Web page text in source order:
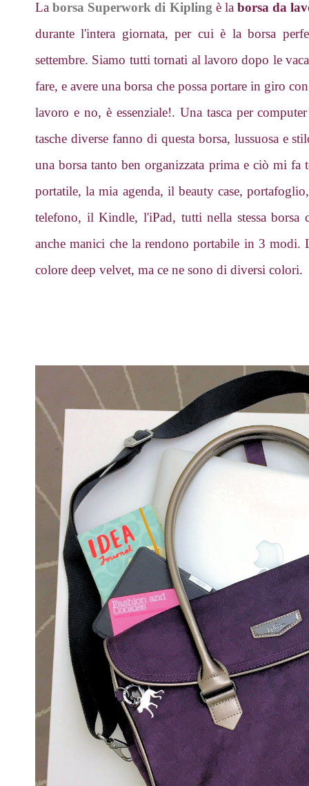
Laborsa Superwork di Kipling è laborsa da
durante l'intera giornata, per cui è la borsa
settembre. Siamo tutti tornati al lavoro dopo le
fare, e avere una borsa che possa portare in giro
lavoro e no, è essenziale!. Una tasca per
tasche diverse fanno di questa borsa, lussuosa e
una borsa tanto ben organizzata prima e ciò mi
portatile, la mia agenda, il beauty case,
telefono, il Kindle, l'iPad, tutti nella stessa borsa
anche manici che la rendono portabile in 3 modi.
colore deep velvet, ma ce ne sono di diversi colori.